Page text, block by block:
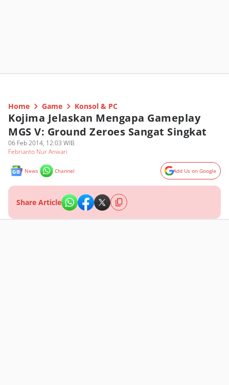
Home Game Konsol & PC
Kojima Jelaskan Mengapa Gameplay
MGS V: Ground Zeroes Sangat Singkat
06 Feb 2014, 12:03 WIB
Febrianto Nur Anwari
News Channel Add Us on Google
Share Article